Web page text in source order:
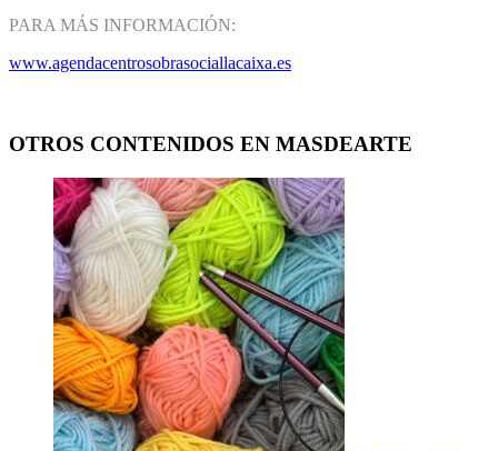
PARA MÁS INFORMACIÓN:
www.agendacentrosobrasociallacaixa.es
OTROS CONTENIDOS EN MASDEARTE